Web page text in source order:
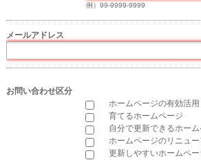
例）99-9999-9999
メールアドレス
お問い合わせ区分
ホームページの有効活用
育てるホームページ
自分で更新できるホー
ホームページのリニュ
更新しやすいホームペ